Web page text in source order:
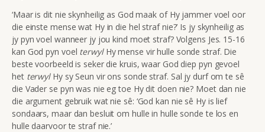
‘Maar is dit nie skynheilig as God maak of Hy jammer voel oor
die einste mense wat Hy in die hel straf nie?’ Is jy skynheilig as
jy pyn voel wanneer jy jou kind moet straf? Volgens Jes. 15-16
kan God pyn voel terwylHy mense vir hulle sonde straf. Die
beste voorbeeld is seker die kruis, waar God diep pyn gevoel
het terwyl Hy sy Seun vir ons sonde straf. Sal jy durf om te sê
die Vader se pyn was nie eg toe Hy dit doen nie? Moet dan nie
die argument gebruik wat nie sê: ‘God kan nie sê Hy is lief
sondaars, maar dan besluit om hulle in hulle sonde te los en
hulle daarvoor te straf nie.’